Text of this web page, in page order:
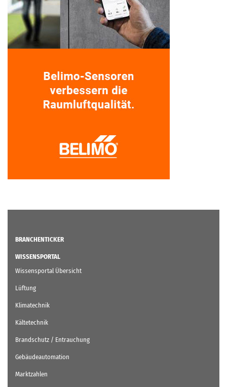
BRANCHENTICKER
WISSENSPORTAL
Wissensportal Übersicht
Lüftung
Klimatechnik
Kältetechnik
Brandschutz / Entrauchung
Gebäudeautomation
Marktzahlen